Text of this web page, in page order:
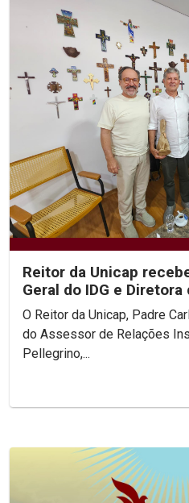
Reitor da Unicap
Geral do IDG e
O Reitor da Unicap, Padre
do Assessor de Relações
Pellegrino,...